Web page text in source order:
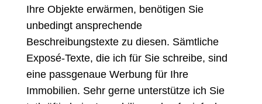
Ihre Objekte erwärmen, benötigen Sie
unbedingt ansprechende
Beschreibungstexte zu diesen. Sämtliche
Exposé-Texte, die ich für Sie schreibe, sind
eine passgenaue Werbung für Ihre
Immobilien. Sehr gerne unterstütze ich Sie